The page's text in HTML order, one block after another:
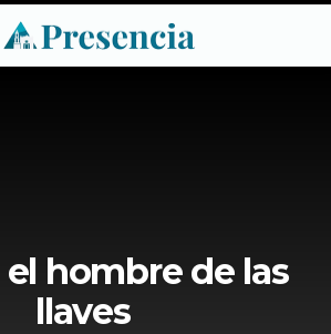
hombre de las
llaves